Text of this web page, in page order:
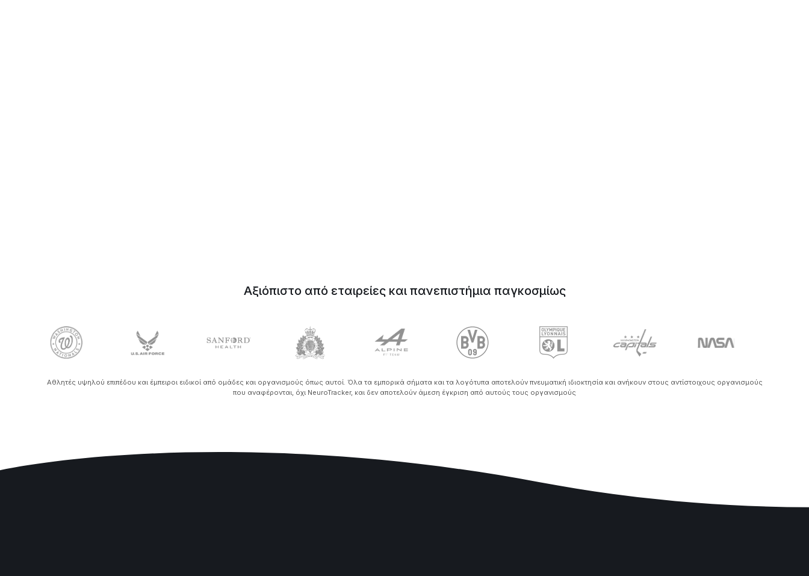
Αξιόπιστο από εταιρείες και πανεπιστήμια παγκοσμίως
Αθλητές υψηλού επιπέδου και έμπειροι ειδικοί από ομάδες και οργανισμούς όπως αυτοί. Όλα τα εμπορικά σήματα και τα λογότυπα αποτελούν πνευματική ιδιοκτησία και ανήκουν στους αντίστοιχους οργανισμούς
που αναφέρονται, όχι NeuroTracker, και δεν αποτελούν άμεση έγκριση από αυτούς τους οργανισμούς